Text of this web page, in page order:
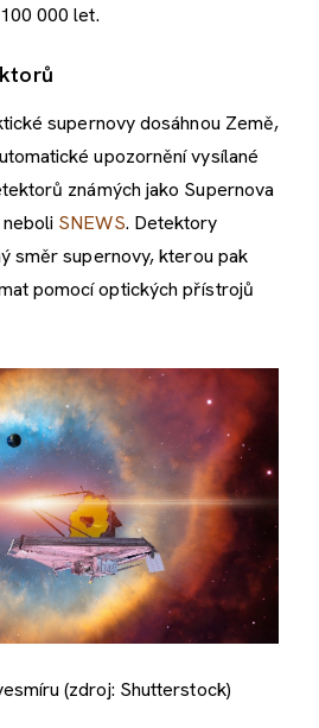
000 let.
supernovy dosáhnou Země,
upozornění vysílané
známých jako Supernova
SNEWS. Detektory
směr supernovy, kterou pak
pomocí optických přístrojů
(zdroj: Shutterstock)